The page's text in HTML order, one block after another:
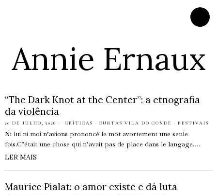
Annie Ernaux
“The Dark Knot at the Center”: a etnografia
da violência
20 DE JULHO, 2026 CRÍTICAS · CURTAS VILA DO CONDE · FESTIVAIS
Ni lui ni moi n’avions prononcé le mot avortement une seule
fois.C’était une chose qui n’avait pas de place dans le langage.…
LER MAIS
Maurice Pialat: o amor existe e dá luta